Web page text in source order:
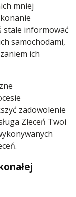
mniej
stale informować
samochodami,
ich
zadowolenie
Zleceń Twoi